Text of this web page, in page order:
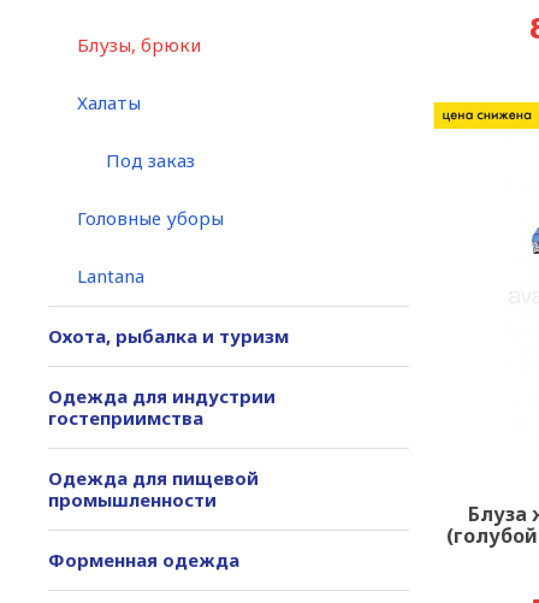
Блузы, брюки
Халаты
Под заказ
Головные уборы
Lantana
Охота, рыбалка и туризм
Одежда для индустрии
гостеприимства
Одежда для пищевой
промышленности
Форменная одежда
Блуза